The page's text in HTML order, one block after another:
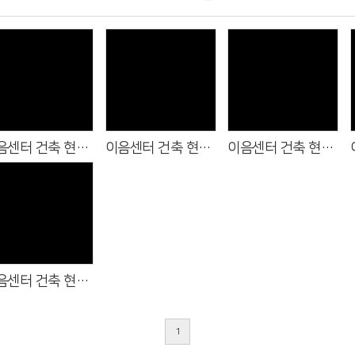
이음센터 건축 현황 (2025.5.31) 이음센터 건축 현황 (2025.4.26) 이음센터 건축 현황 (2025.3.30)
이음센터 건축 현황 (2025.09.21)
1